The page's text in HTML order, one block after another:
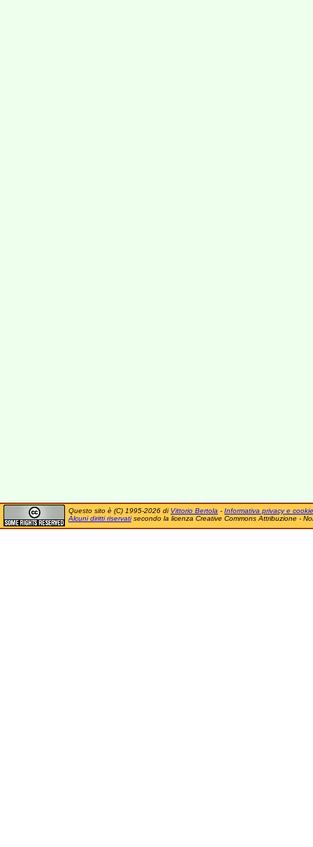
Questo sito è (C) 1995-2026 di Vittorio Bertola - Informativa privacy e cookie
Alcuni diritti riservatisecondo la licenza Creative Commons Attribuzione -